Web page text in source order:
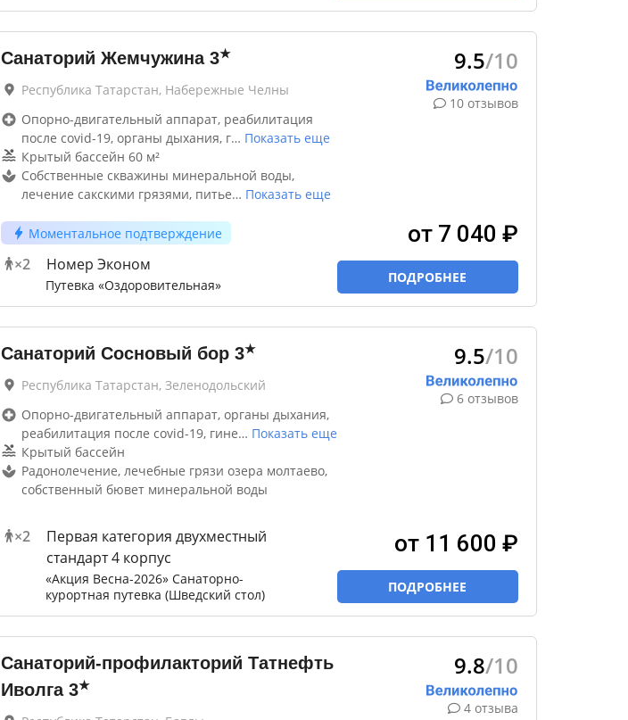
Санаторий Жемчужина 3★
Республика Татарстан, Набережные Челны
Опорно-двигательный аппарат, реабилитация
после covid-19, органы дыхания, г… Показать еще
Крытый бассейн 60 м²
Собственные скважины минеральной воды,
лечение сакскими грязями, питье… Показать еще
Моментальное подтверждение
×2 Номер Эконом
Путевка «Оздоровительная»
9.5/10
10 отзывов
от 7 040 ₽
ПОДРОБНЕЕ
Санаторий Сосновый бор 3★
Республика Татарстан, Зеленодольский
Опорно-двигательный аппарат, органы дыхания,
реабилитация после covid-19, гине… Показать еще
Крытый бассейн
Радонолечение, лечебные грязи озера молтаево,
собственный бювет минеральной воды
×2
Первая категория двухместный
стандарт 4 корпус
«Акция Весна-2026» Санаторно-
курортная путевка (Шведский стол)
9.5/10
6 отзывов
от 11 600 ₽
ПОДРОБНЕЕ
Санаторий-профилакторий Татнефть
Иволга 3★
9.8/10
4 отзыва